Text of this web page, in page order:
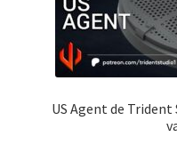
US Agent de Trident